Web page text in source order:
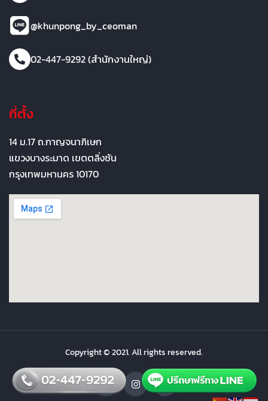
@khunpong_by_ceoman
02-447-9292 (สำนักงานใหญ่)
ที่ตั้ง
14 ม.17 ถ.กาญจนาภิเษก
แขวงบางระมาด เขตตลิ่งชัน
กรุงเทพมหานคร 10170
Copyright © 2021. All rights reserved.